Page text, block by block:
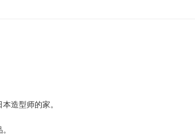
造型师的家。